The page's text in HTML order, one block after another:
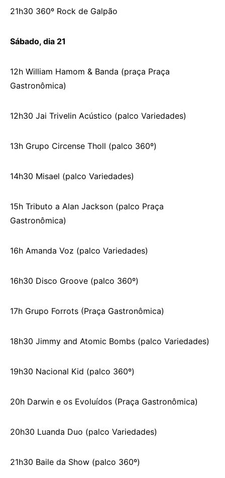
21h30 360º Rock de Galpão
Sábado, dia 21
12h William Hamom & Banda (praça Praça
Gastronômica)
12h30 Jai Trivelin Acústico (palco Variedades)
13h Grupo Circense Tholl (palco 360º)
14h30 Misael (palco Variedades)
15h Tributo a Alan Jackson (palco Praça
Gastronômica)
16h Amanda Voz (palco Variedades)
16h30 Disco Groove (palco 360º)
17h Grupo Forrots (Praça Gastronômica)
18h30 Jimmy and Atomic Bombs (palco Variedades)
19h30 Nacional Kid (palco 360º)
20h Darwin e os Evoluídos (Praça Gastronômica)
20h30 Luanda Duo (palco Variedades)
21h30 Baile da Show (palco 360º)